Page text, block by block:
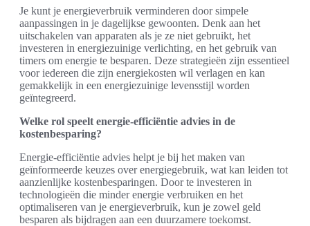
Je kunt je energieverbruik verminderen door simpele
aanpassingen in je dagelijkse gewoonten. Denk aan het
uitschakelen van apparaten als je ze niet gebruikt, het
investeren in energiezuinige verlichting, en het gebruik van
timers om energie te besparen. Deze strategieën zijn essentieel
voor iedereen die zijn energiekosten wil verlagen en kan
gemakkelijk in een energiezuinige levensstijl worden
geïntegreerd.
Welke rol speelt energie-efficiëntie advies in de
kostenbesparing?
Energie-efficiëntie advies helpt je bij het maken van
geïnformeerde keuzes over energiegebruik, wat kan leiden tot
aanzienlijke kostenbesparingen. Door te investeren in
technologieën die minder energie verbruiken en het
optimaliseren van je energieverbruik, kun je zowel geld
besparen als bijdragen aan een duurzamere toekomst.